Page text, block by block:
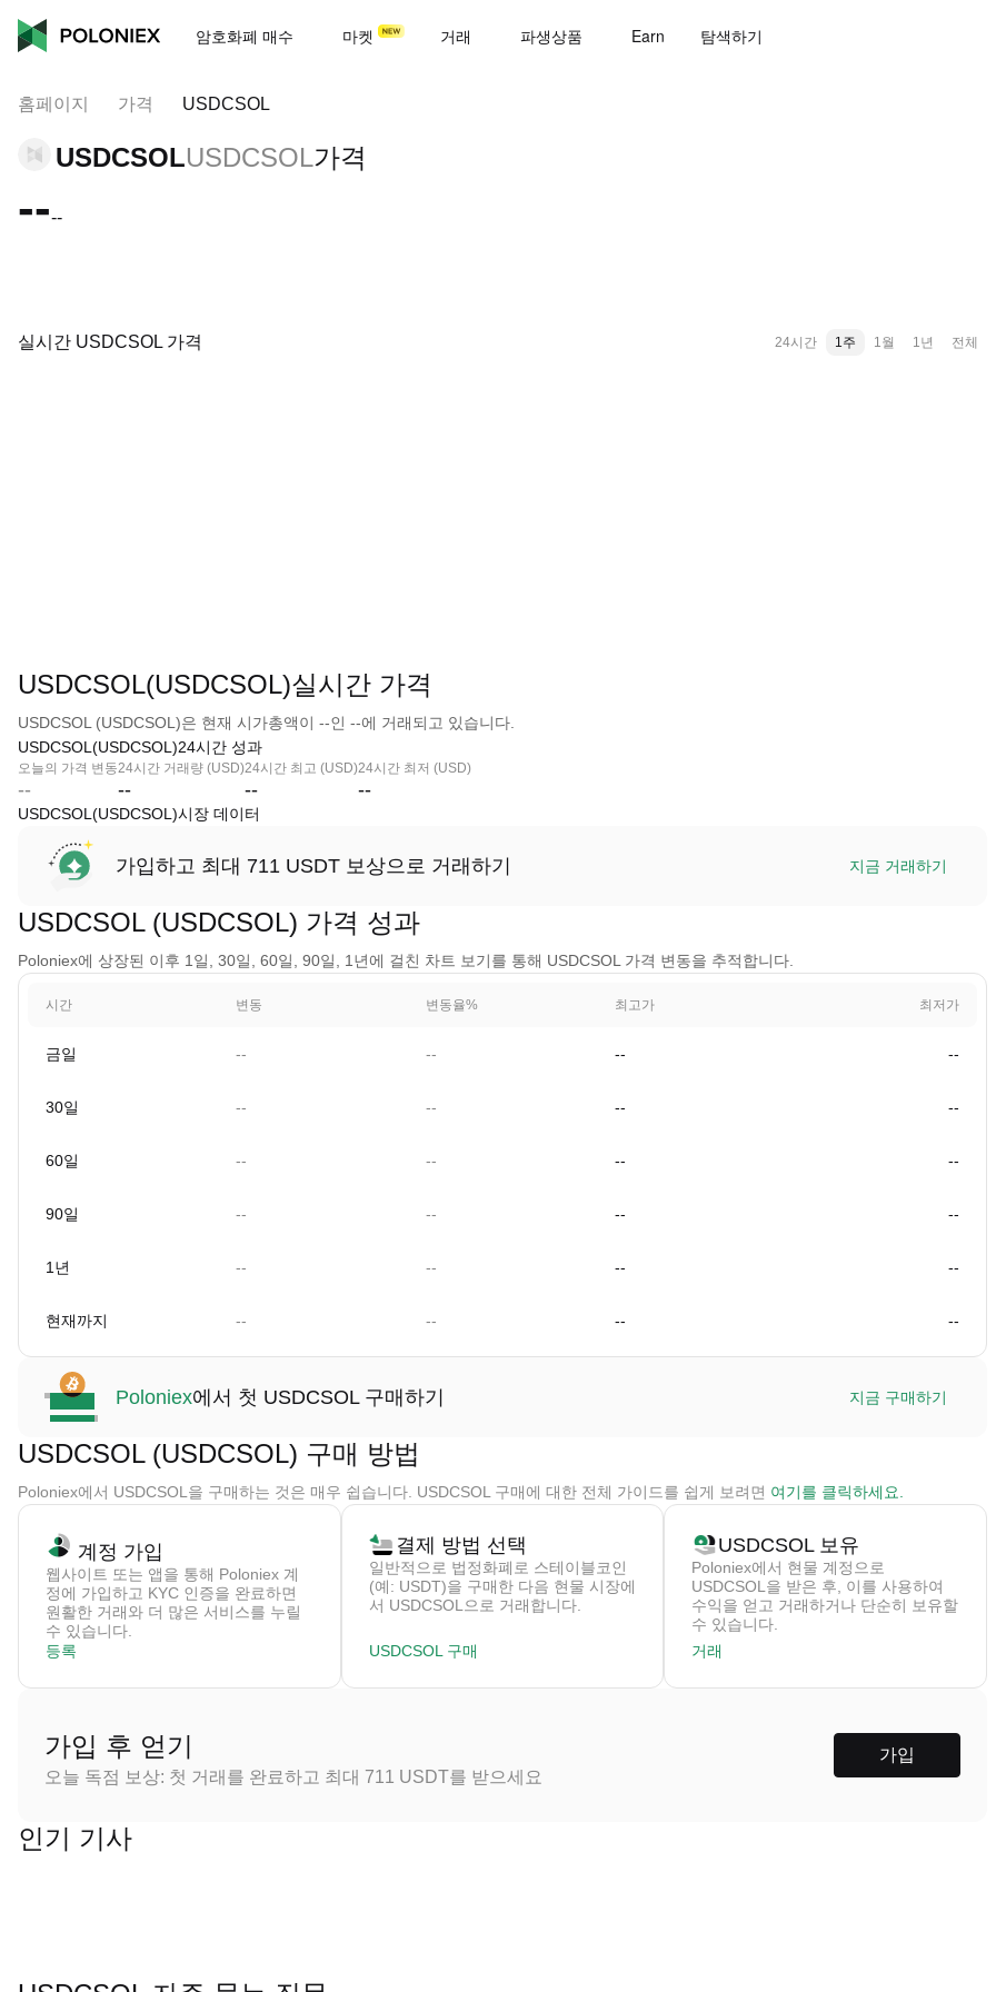
암호화폐 매수 마켓 거래 파생상품 Earn 탐색하기
홈페이지 가격 USDCSOL
USDCSOLUSDCSOL가격
----
실시간 USDCSOL 가격 24시간 1주 1월 1년 전체
USDCSOL(USDCSOL)실시간 가격
USDCSOL (USDCSOL)은 현재 시가총액이 --인 --에 거래되고 있습니다.
USDCSOL(USDCSOL)24시간 성과
오늘의 가격 변동
--
24시간 거래량 (USD)
--
24시간 최고 (USD)
--
24시간 최저 (USD)
--
USDCSOL(USDCSOL)시장 데이터
가입하고 최대 711 USDT 보상으로 거래하기 지금 거래하기
USDCSOL (USDCSOL) 가격 성과
Poloniex에 상장된 이후 1일, 30일, 60일, 90일, 1년에 걸친 차트 보기를 통해 USDCSOL 가격 변동을 추적합니다.
시간 변동 변동율% 최고가 최저가
금일 -- -- -- --
30일 -- -- -- --
60일 -- -- -- --
90일 -- -- -- --
1년 -- -- -- --
현재까지 -- -- -- --
Poloniex에서 첫 USDCSOL 구매하기 지금 구매하기
USDCSOL (USDCSOL) 구매 방법
Poloniex에서 USDCSOL을 구매하는 것은 매우 쉽습니다. USDCSOL 구매에 대한 전체 가이드를 쉽게 보려면 여기를 클릭하세요.
계정 가입
웹사이트 또는 앱을 통해 Poloniex 계
정에 가입하고 KYC 인증을 완료하면
원활한 거래와 더 많은 서비스를 누릴
수 있습니다.
등록
결제 방법 선택
일반적으로 법정화폐로 스테이블코인
(예: USDT)을 구매한 다음 현물 시장에
서 USDCSOL으로 거래합니다.
USDCSOL 구매
USDCSOL 보유
Poloniex에서 현물 계정으로
USDCSOL을 받은 후, 이를 사용하여
수익을 얻고 거래하거나 단순히 보유할
수 있습니다.
거래
가입 후 얻기
오늘 독점 보상: 첫 거래를 완료하고 최대 711 USDT를 받으세요
가입
인기 기사